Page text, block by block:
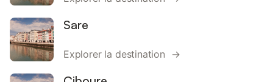
Sare
Explorer la destination →